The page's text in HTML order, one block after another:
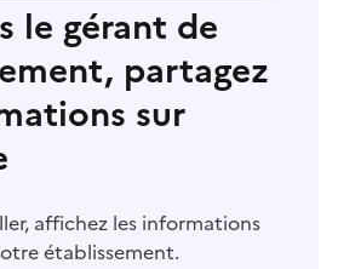
le gérant de
partagez
sur
affichez les informations
établissement.